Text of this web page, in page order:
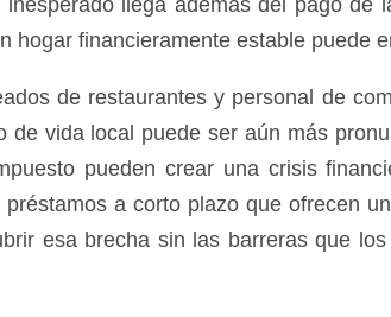
llega además del pago de
financieramente estable puede
de restaurantes y personal de
vida local puede ser aún más
pueden crear una crisis
a corto plazo que ofrecen
esa brecha sin las barreras que